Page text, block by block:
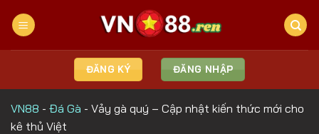
qua
ĐĂNG KÝ ĐĂNG NHẬP
VN88 - Đá Gà - Vảy gà quý – Cập nhật kiến thức mới cho
kê thủ Việt